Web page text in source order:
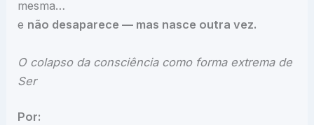
mesma…
e não desaparece — mas nasce outra vez.
O colapso da consciência como forma extrema de
Ser
Por: